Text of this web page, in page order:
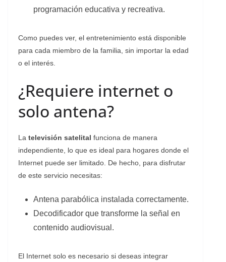
programación educativa y recreativa.
Como puedes ver, el entretenimiento está disponible
para cada miembro de la familia, sin importar la edad
o el interés.
¿Requiere internet o
solo antena?
La televisión satelital funciona de manera
independiente, lo que es ideal para hogares donde el
Internet puede ser limitado. De hecho, para disfrutar
de este servicio necesitas:
Antena parabólica instalada correctamente.
Decodificador que transforme la señal en
contenido audiovisual.
El Internet solo es necesario si deseas integrar